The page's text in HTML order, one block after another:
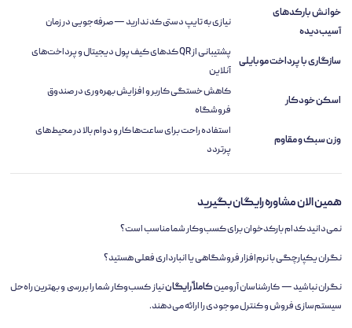
خوانش بارکدهای
آسیب‌دیده
نیازی به تایپ دستی کد ندارید — صرفه‌جویی در زمان
سازگاری با پرداخت موبایلی
پشتیبانی از QR کدهای کیف پول دیجیتال و پرداخت‌های
آنلاین
اسکن خودکار
کاهش خستگی کاربر و افزایش بهره‌وری در صندوق
فروشگاه
وزن سبک و مقاوم
استفاده راحت برای ساعت‌ها کار و دوام بالا در محیط‌های
پرتردد
همین الان مشاوره رایگان بگیرید
نمی‌دانید کدام بارکدخوان برای کسب‌وکار شما مناسب است؟
نگران یکپارچگی با نرم‌افزار فروشگاهی یا انبارداری فعلی هستید؟
نگران نباشید — کارشناسان آرومینکاملاً رایگاننیاز کسب‌وکار شما را بررسی و بهترین راه‌حل
سیستم‌سازی فروش و کنترل موجودی را ارائه می‌دهند.